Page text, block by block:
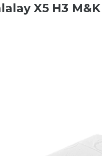
X5 H3 M&K